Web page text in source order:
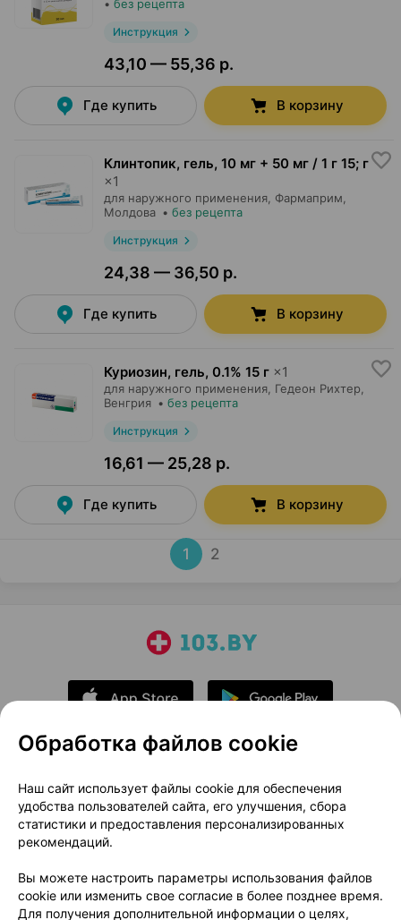
• без рецепта
Инструкция
43,10 — 55,36 р.
Где купить В корзину
Клинтопик, гель, 10 мг + 50 мг / 1 г 15; г
×1
для наружного применения, Фармаприм
Молдова • без рецепта
Инструкция
24,38 — 36,50 р.
Где купить В корзину
Куриозин, гель, 0.1% 15 г ×1
для наружного применения, Гедеон Рихтер
Венгрия • без рецепта
Инструкция
16,61 — 25,28 р.
Где купить В корзину
1 2
О проекте
Новости проекта
Размещение рекламы
Медицинский маркетинг
Публичный договор
Доставка
Способы оплаты
Вакансии
Партнеры
Написать руководителю 103.by
Обработка файлов cookie
Наш сайт использует файлы cookie для обеспечения
удобства пользователей сайта, его улучшения, сбора
статистики и предоставления персонализированных
рекомендаций.
Вы можете настроить параметры использования файлов
cookie или изменить свое согласие в более позднее время.
Для получения дополнительной информации о целях,